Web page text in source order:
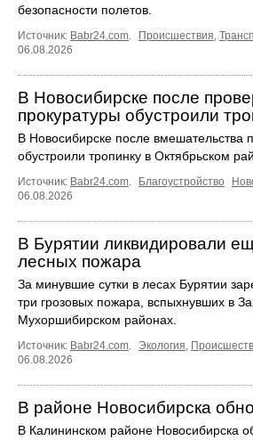
безопасности полетов.
Источник: Babr24.com. Происшествия,
06.08.2026
В Новосибирске после
прокуратуры обустроили
В Новосибирске после вмешательства
обустроили тропинку в Октябрьском
Источник: Babr24.com. Благоустройство
06.08.2026
В Бурятии ликвидировали
лесных пожара
За минувшие сутки в лесах Бурятии
три грозовых пожара, вспыхнувших в
Мухоршибирском районах.
Источник: Babr24.com. Экология,
06.08.2026
В районе Новосибирска
В Калининском районе Новосибирска